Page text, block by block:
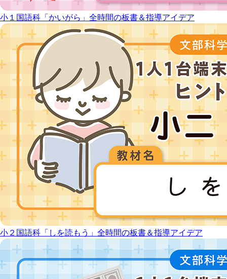
小１国語科「かいがら」全時間の板書＆指導アイデア
小２国語科「しを読もう」全時間の板書＆指導アイデア